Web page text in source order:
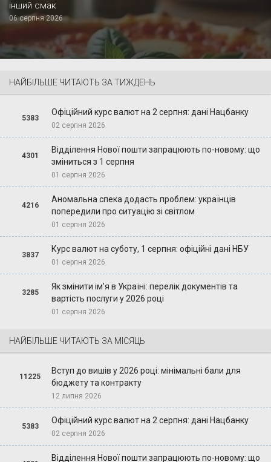
інший смак
06 серпня 2026
НАЙБІЛЬШЕ ЧИТАЮТЬ ЗА ТИЖДЕНЬ
5383
Офіційний курс валют на 2 серпня: дані Нацбанку
02 серпня 2026
4301
Відділення Нової пошти запрацюють по-новому: що
зміниться з 1 серпня
01 серпня 2026
4216
Аномальна спека додасть проблем: українців
попередили про ситуацію зі світлом
01 серпня 2026
3837
Курс валют на суботу, 1 серпня: офіційні дані НБУ
01 серпня 2026
3285
Як змінити ім’я в Україні: перелік документів та
вартість послуги у 2026 році
01 серпня 2026
НАЙБІЛЬШЕ ЧИТАЮТЬ ЗА МІСЯЦЬ
11225
Вступ до вишів у 2026 році: мінімальні бали для
бюджету та контракту
12 липня 2026
5383
Офіційний курс валют на 2 серпня: дані Нацбанку
02 серпня 2026
Відділення Нової пошти запрацюють по-новому: що